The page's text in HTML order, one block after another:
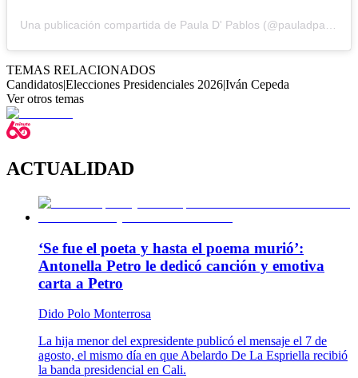
TEMAS RELACIONADOS
Candidatos|Elecciones Presidenciales 2026|Iván Cepeda
Ver otros temas
ACTUALIDAD
‘Se fue el poeta y hasta el poema murió’:
Antonella Petro le dedicó canción y emotiva
carta a Petro
Dido Polo Monterrosa
La hija menor del expresidente publicó el mensaje el 7 de
agosto, el mismo día en que Abelardo De La Espriella recibió
la banda presidencial en Cali.